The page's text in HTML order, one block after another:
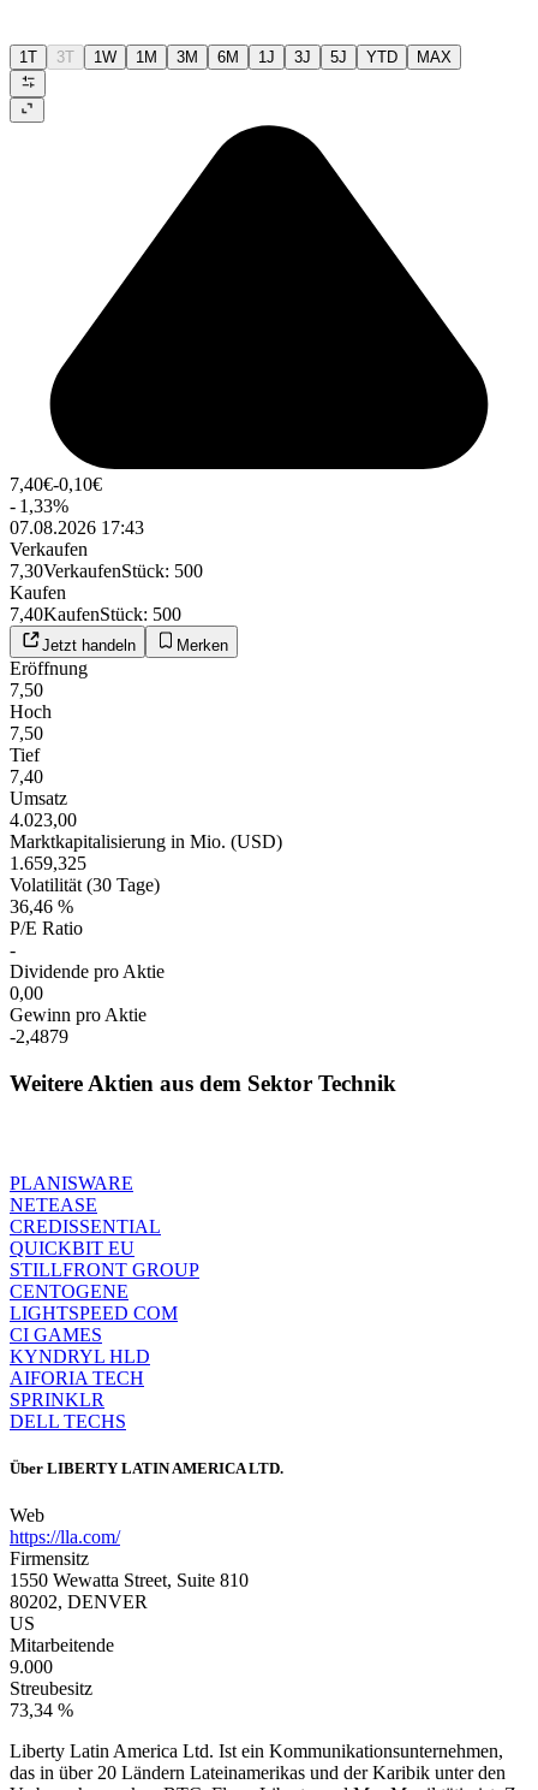
1T 3T 1W 1M 3M 6M 1J 3J 5J YTD MAX
7,40€-0,10€
- 1,33%
07.08.2026 17:43
Verkaufen
7,30VerkaufenStück: 500
Kaufen
7,40KaufenStück: 500
Jetzt handeln Merken
Eröffnung
7,50
Hoch
7,50
Tief
7,40
Umsatz
4.023,00
Marktkapitalisierung in Mio. (USD)
1.659,325
Volatilität (30 Tage)
36,46 %
P/E Ratio
-
Dividende pro Aktie
0,00
Gewinn pro Aktie
-2,4879
Weitere Aktien aus dem Sektor Technik
PLANISWARE
NETEASE
CREDISSENTIAL
QUICKBIT EU
STILLFRONT GROUP
CENTOGENE
LIGHTSPEED COM
CI GAMES
KYNDRYL HLD
AIFORIA TECH
SPRINKLR
DELL TECHS
Über LIBERTY LATIN AMERICA LTD.
Web
https://lla.com/
Firmensitz
1550 Wewatta Street, Suite 810
80202, DENVER
US
Mitarbeitende
9.000
Streubesitz
73,34 %
Liberty Latin America Ltd. Ist ein Kommunikationsunternehmen,
das in über 20 Ländern Lateinamerikas und der Karibik unter den